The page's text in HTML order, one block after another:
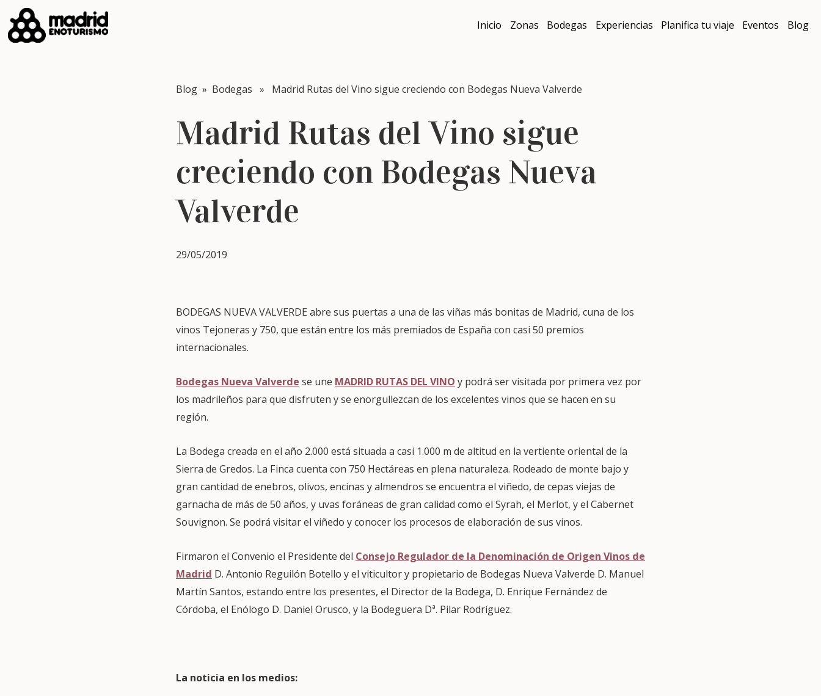
Inicio Zonas Bodegas Experiencias Planifica tu viaje Eventos Blog
Blog » Bodegas » Madrid Rutas del Vino sigue creciendo con Bodegas Nueva Valverde
Madrid Rutas del Vino sigue
creciendo con Bodegas Nueva
Valverde
29/05/2019
BODEGAS NUEVA VALVERDE abre sus puertas a una de las viñas más bonitas de Madrid, cuna de los
vinos Tejoneras y 750, que están entre los más premiados de España con casi 50 premios
internacionales.
Bodegas Nueva Valverde se une MADRID RUTAS DEL VINO y podrá ser visitada por primera vez por
los madrileños para que disfruten y se enorgullezcan de los excelentes vinos que se hacen en su
región.
La Bodega creada en el año 2.000 está situada a casi 1.000 m de altitud en la vertiente oriental de la
Sierra de Gredos. La Finca cuenta con 750 Hectáreas en plena naturaleza. Rodeado de monte bajo y
gran cantidad de enebros, olivos, encinas y almendros se encuentra el viñedo, de cepas viejas de
garnacha de más de 50 años, y uvas foráneas de gran calidad como el Syrah, el Merlot, y el Cabernet
Souvignon. Se podrá visitar el viñedo y conocer los procesos de elaboración de sus vinos.
Firmaron el Convenio el Presidente del Consejo Regulador de la Denominación de Origen Vinos de
Madrid D. Antonio Reguilón Botello y el viticultor y propietario de Bodegas Nueva Valverde D. Manuel
Martín Santos, estando entre los presentes, el Director de la Bodega, D. Enrique Fernández de
Córdoba, el Enólogo D. Daniel Orusco, y la Bodeguera Dª. Pilar Rodríguez.
La noticia en los medios: